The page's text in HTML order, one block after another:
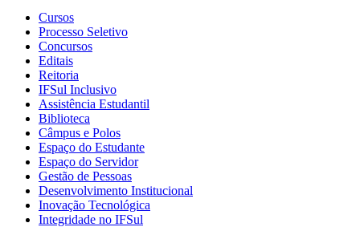
Cursos
Processo Seletivo
Concursos
Editais
Reitoria
IFSul Inclusivo
Assistência Estudantil
Biblioteca
Câmpus e Polos
Espaço do Estudante
Espaço do Servidor
Gestão de Pessoas
Desenvolvimento Institucional
Inovação Tecnológica
Integridade no IFSul